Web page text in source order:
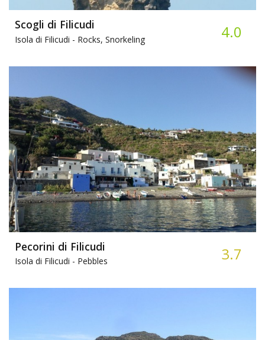
Scogli di Filicudi
Isola di Filicudi - Rocks, Snorkeling 4.0
Pecorini di Filicudi
Isola di Filicudi - Pebbles 3.7